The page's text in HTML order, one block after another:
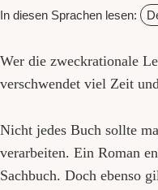
In diesen Sprachen lesen:
Wer die zweckrationale
verschwendet viel Zeit
Nicht jedes Buch sollte
verarbeiten. Ein Roman
Sachbuch. Doch ebenso